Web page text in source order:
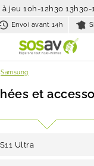
jeu 10h-12h30 13h30-
Envoi avant 14h
Samsung
et
Ultra